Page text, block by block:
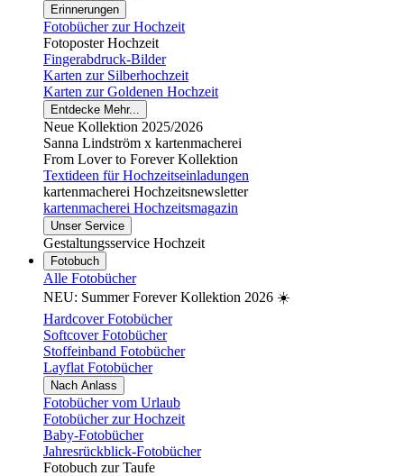
Erinnerungen
Fotobücher zur Hochzeit
Fotoposter Hochzeit
Fingerabdruck-Bilder
Karten zur Silberhochzeit
Karten zur Goldenen Hochzeit
Entdecke Mehr...
Neue Kollektion 2025/2026
Sanna Lindström x kartenmacherei
From Lover to Forever Kollektion
Textideen für Hochzeitseinladungen
kartenmacherei Hochzeitsnewsletter
kartenmacherei Hochzeitsmagazin
Unser Service
Gestaltungsservice Hochzeit
Fotobuch
Alle Fotobücher
NEU: Summer Forever Kollektion 2026 ☀️
Hardcover Fotobücher
Softcover Fotobücher
Stoffeinband Fotobücher
Layflat Fotobücher
Nach Anlass
Fotobücher vom Urlaub
Fotobücher zur Hochzeit
Baby-Fotobücher
Jahresrückblick-Fotobücher
Fotobuch zur Taufe